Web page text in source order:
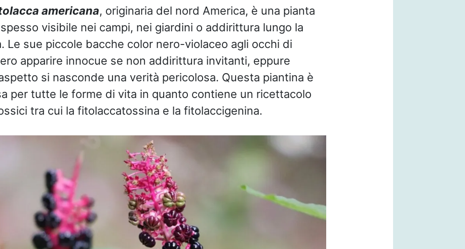
americana, originaria del nord America, è una pianta
visibile nei campi, nei giardini o addirittura lungo la
Le sue piccole bacche color nero-violaceo agli occhi di
apparire innocue se non addirittura invitanti, eppure
si nasconde una verità pericolosa. Questa piantina è
per tutte le forme di vita in quanto contiene un ricettacolo
tra cui la fitolaccatossina e la fitolaccigenina.